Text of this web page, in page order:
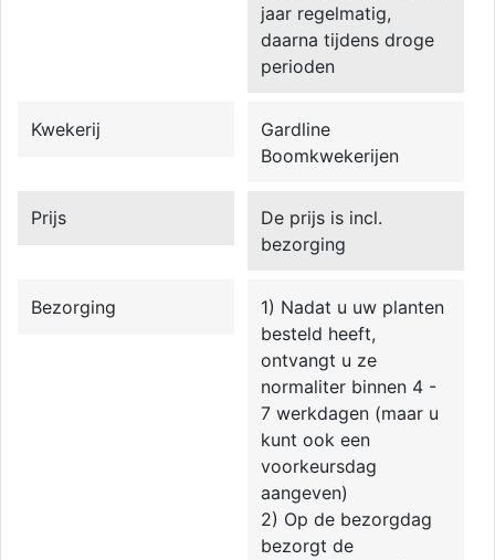
jaar regelmatig,
daarna tijdens droge
perioden
Kwekerij
Gardline
Boomkwekerijen
Prijs
De prijs is incl.
bezorging
Bezorging
1) Nadat u uw planten
besteld heeft,
ontvangt u ze
normaliter binnen 4 -
7 werkdagen (maar u
kunt ook een
voorkeursdag
aangeven)
2) Op de bezorgdag
bezorgt de